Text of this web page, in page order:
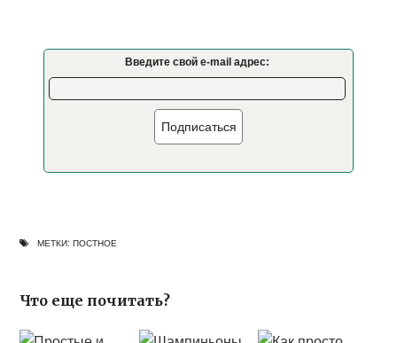
Введите свой e-mail адрес:
Подписаться
МЕТКИ:ПОСТНОЕ
Что еще почитать?